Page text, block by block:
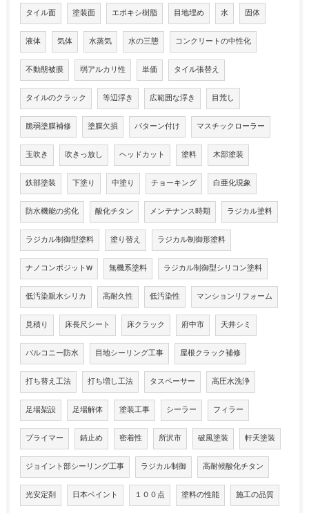
タイル面 塗装面 エポキシ樹脂 目地埋め 水 固体
液体 気体 水蒸気 水の三態 コンクリートの中性化
不動態被膜 弱アルカリ性 単価 タイル張替え
タイルのクラック 等辺浮き 広範囲な浮き 目荒し
脆弱塗膜補修 塗膜欠損 パターン付け マスチックローラー
玉吹き 吹きっ放し ヘッドカット 塗料 木部塗装
鉄部塗装 下塗り 中塗り チョーキング 白亜化現象
防水機能の劣化 酸化チタン メンテナンス時期 ラジカル塗料
ラジカル制御型塗料 塗り替え ラジカル制御形塗料
ナノコンポジットW 無機系塗料 ラジカル制御型シリコン塗料
低汚染親水シリカ 高耐久性 低汚染性 マンションリフォーム
見積り 床長尺シート 床クラック 府中市 天井シミ
バルコニー防水 目地シーリング工事 屋根クラック補修
打ち替え工法 打ち増し工法 タスペーサー 高圧水洗浄
足場架設 足場解体 塗装工事 シーラー フィラー
プライマー 錆止め 密着性 所沢市 破風塗装 軒天塗装
ジョイント部シーリング工事 ラジカル制御 高耐候酸化チタン
光安定剤 日本ペイント １００点 塗料の性能 施工の品質